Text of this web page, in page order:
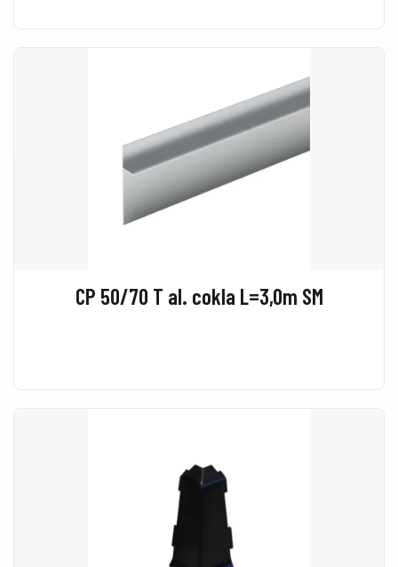
CP 50/70 T al. cokla L=3,0m SM